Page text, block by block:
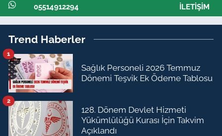
05514912294 İLETIŞIM
Trend Haberler
Sağlık Personeli 2026 Temmuz
Dönemi Teşvik Ek Ödeme Tablosu
1
128. Dönem Devlet Hizmeti
Yükümlülüğü Kurası İçin Takvim
Açıklandı
2